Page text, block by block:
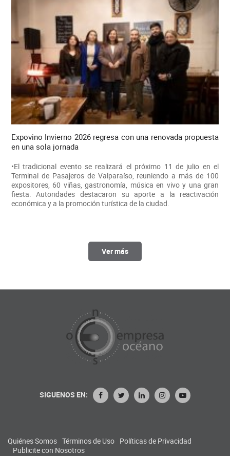
Expovino Invierno 2026 regresa con una renovada propuesta
en una sola jornada
•El tradicional evento se realizará el próximo 11 de julio en el
Terminal de Pasajeros de Valparaíso, reuniendo a más de 100
expositores, 60 viñas, gastronomía, música en vivo y una gran
fiesta. Autoridades destacaron su aporte a la reactivación
económica y a la promoción turística de la ciudad.
Ver más
SIGUENOS EN:
Quiénes Somos Términos de Uso Políticas de Privacidad
Publicite con Nosotros